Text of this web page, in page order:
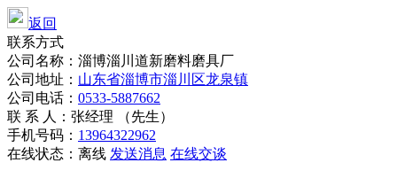
返回
联系方式
公司名称：淄博淄川道新磨料磨具厂
公司地址： 山东省淄博市淄川区龙泉镇
公司电话： 0533-5887662
联 系 人：张经理 （先生）
手机号码： 13964322962
在线状态： 离线 发送消息 在线交谈